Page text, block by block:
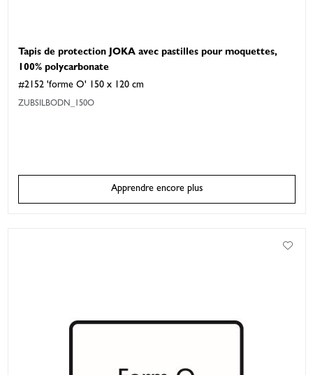
Tapis de protection JOKA avec pastilles pour moquettes,
100% polycarbonate
#2152 'forme O' 150 x 120 cm
ZUBSILBODN_150O
Apprendre encore plus